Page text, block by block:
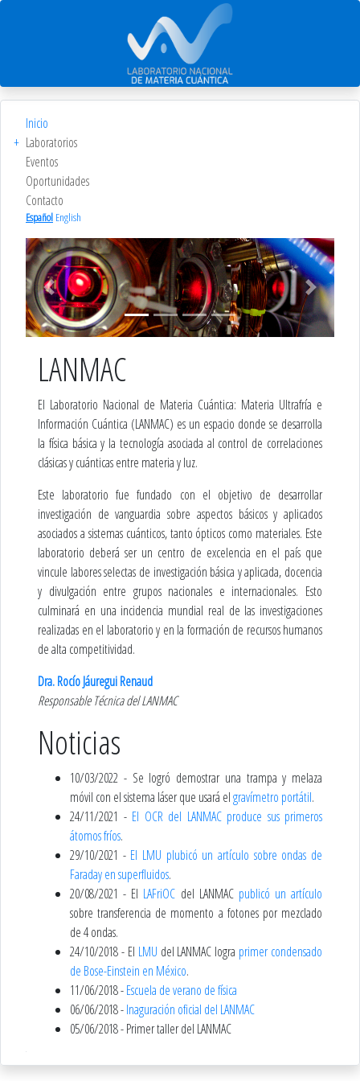
Inicio
Laboratorios
+
Eventos
Oportunidades
Contacto
Español English
Previous Next
LANMAC
El Laboratorio Nacional de Materia Cuántica: Materia Ultrafría e
Información Cuántica (LANMAC) es un espacio donde se desarrolla
la física básica y la tecnología asociada al control de correlaciones
clásicas y cuánticas entre materia y luz.
Este laboratorio fue fundado con el objetivo de desarrollar
investigación de vanguardia sobre aspectos básicos y aplicados
asociados a sistemas cuánticos, tanto ópticos como materiales. Este
laboratorio deberá ser un centro de excelencia en el país que
vincule labores selectas de investigación básica y aplicada, docencia
y divulgación entre grupos nacionales e internacionales. Esto
culminará en una incidencia mundial real de las investigaciones
realizadas en el laboratorio y en la formación de recursos humanos
de alta competitividad.
Dra. Rocío Jáuregui Renaud
Responsable Técnica del LANMAC
Noticias
10/03/2022 - Se logró demostrar una trampa y melaza
móvil con el sistema láser que usará elgravímetro portátil.
24/11/2021 - El OCR del LANMAC produce sus primeros
átomos fríos.
29/10/2021 - El LMU plubicó un artículo sobre ondas de
Faraday en superfluidos.
20/08/2021 - El LAFriOC del LANMAC publicó un artículo
sobre transferencia de momento a fotones por mezclado
de 4 ondas.
24/10/2018 - El LMU del LANMAC logra primer condensado
de Bose-Einstein en México.
11/06/2018 -Escuela de verano de física
06/06/2018 -Inaguración oficial del LANMAC
05/06/2018 - Primer taller del LANMAC